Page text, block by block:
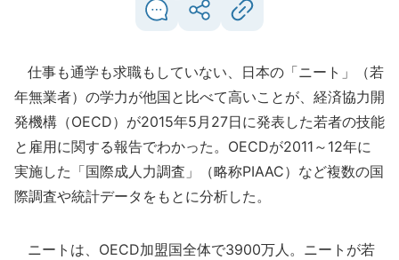
仕事も通学も求職もしていない、日本の「ニート」（若
年無業者）の学力が他国と比べて高いことが、経済協力開
発機構（OECD）が2015年5月27日に発表した若者の技能
と雇用に関する報告でわかった。OECDが2011～12年に
実施した「国際成人力調査」（略称PIAAC）など複数の国
際調査や統計データをもとに分析した。
ニートは、OECD加盟国全体で3900万人。ニートが若